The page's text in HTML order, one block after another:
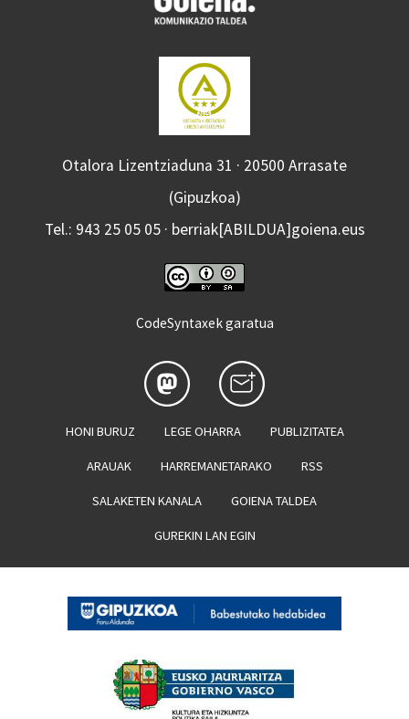
Otalora Lizentziaduna 31 · 20500 Arrasate
(Gipuzkoa)
Tel.: 943 25 05 05 · berriak[ABILDUA]goiena.eus
CodeSyntaxek garatua
HONI BURUZ LEGE OHARRA PUBLIZITATEA
ARAUAK HARREMANETARAKO RSS
SALAKETEN KANALA GOIENA TALDEA
GUREKIN LAN EGIN